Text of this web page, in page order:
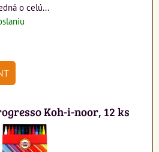
o celú...
Koh-i-noor, 12 ks